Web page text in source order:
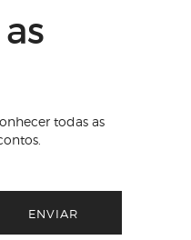
todas as
ENVIAR